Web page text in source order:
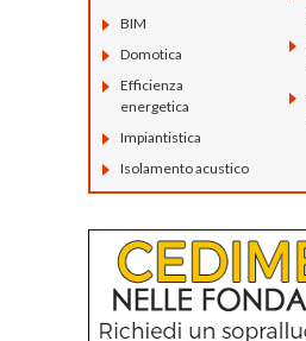
BIM
Domotica
Efficienza
energetica
Impiantistica
Isolamento acustico